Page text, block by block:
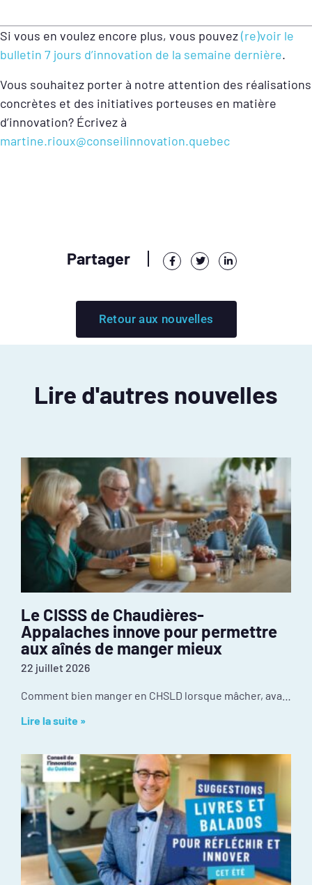
Si vous en voulez encore plus, vous pouvez(re)voir le
bulletin 7 jours d’innovation de la semaine dernière.
Vous souhaitez porter à notre attention des réalisations
concrètes et des initiatives porteuses en matière
d’innovation? Écrivez à
martine.rioux@conseilinnovation.quebec
Partager
Retour aux nouvelles
Lire d'autres nouvelles
Le CISSS de Chaudières-
Appalaches innove pour permettre
aux aînés de manger mieux
22 juillet 2026
Lire la suite »